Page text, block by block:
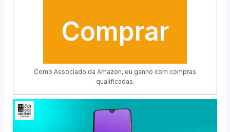
Comprar
Como Associado da Amazon, eu ganho com compras
qualificadas.